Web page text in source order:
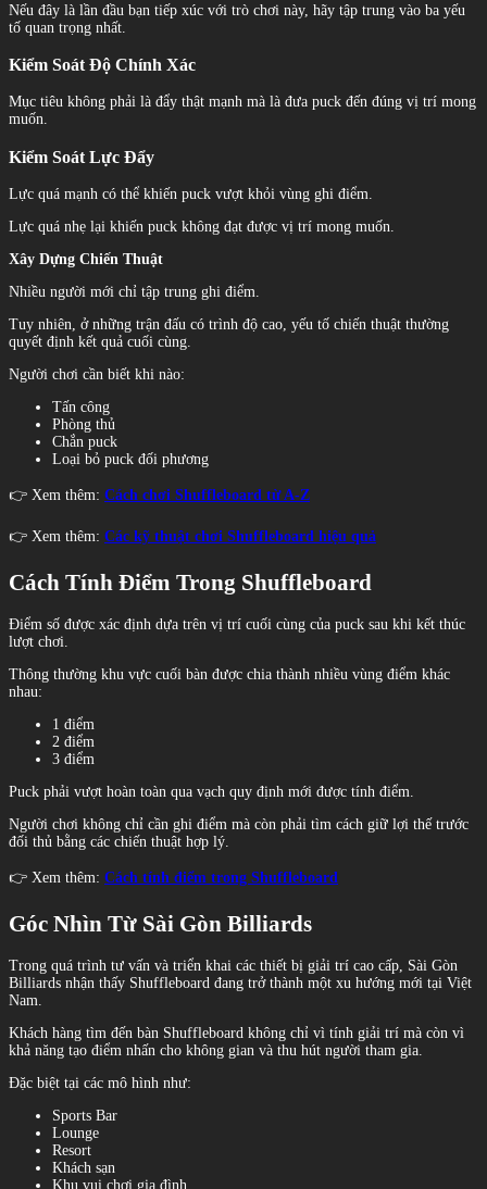
Nếu đây là lần đầu bạn tiếp xúc với trò chơi này, hãy tập trung vào ba yếu
tố quan trọng nhất.
Kiểm Soát Độ Chính Xác
Mục tiêu không phải là đẩy thật mạnh mà là đưa puck đến đúng vị trí mong
muốn.
Kiểm Soát Lực Đẩy
Lực quá mạnh có thể khiến puck vượt khỏi vùng ghi điểm.
Lực quá nhẹ lại khiến puck không đạt được vị trí mong muốn.
Xây Dựng Chiến Thuật
Nhiều người mới chỉ tập trung ghi điểm.
Tuy nhiên, ở những trận đấu có trình độ cao, yếu tố chiến thuật thường
quyết định kết quả cuối cùng.
Người chơi cần biết khi nào:
Tấn công
Phòng thủ
Chắn puck
Loại bỏ puck đối phương
👉 Xem thêm: Cách chơi Shuffleboard từ A-Z
👉 Xem thêm: Các kỹ thuật chơi Shuffleboard hiệu quả
Cách Tính Điểm Trong Shuffleboard
Điểm số được xác định dựa trên vị trí cuối cùng của puck sau khi kết thúc
lượt chơi.
Thông thường khu vực cuối bàn được chia thành nhiều vùng điểm khác
nhau:
1 điểm
2 điểm
3 điểm
Puck phải vượt hoàn toàn qua vạch quy định mới được tính điểm.
Người chơi không chỉ cần ghi điểm mà còn phải tìm cách giữ lợi thế trước
đối thủ bằng các chiến thuật hợp lý.
👉 Xem thêm: Cách tính điểm trong Shuffleboard
Góc Nhìn Từ Sài Gòn Billiards
Trong quá trình tư vấn và triển khai các thiết bị giải trí cao cấp, Sài Gòn
Billiards nhận thấy Shuffleboard đang trở thành một xu hướng mới tại Việt
Nam.
Khách hàng tìm đến bàn Shuffleboard không chỉ vì tính giải trí mà còn vì
khả năng tạo điểm nhấn cho không gian và thu hút người tham gia.
Đặc biệt tại các mô hình như:
Sports Bar
Lounge
Resort
Khách sạn
Khu vui chơi gia đình